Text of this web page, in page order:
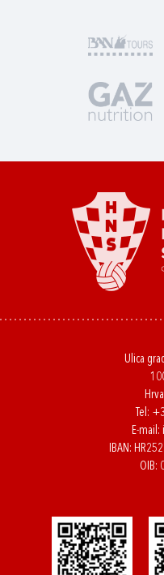
Ulica
Tel:
E-mail:
IBAN:
OIB: